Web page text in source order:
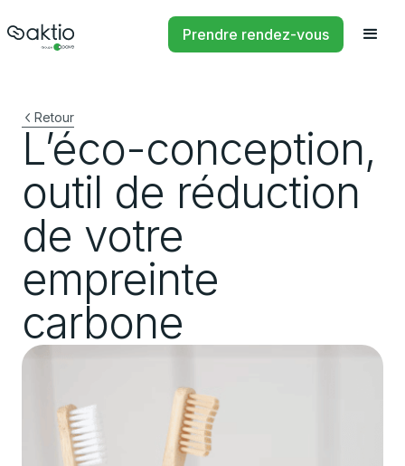
Prendre rendez-vous
Retour
L’éco-conception,
outil de réduction
de votre
empreinte
carbone